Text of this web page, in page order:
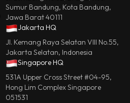
Sumur Bandung, Kota Bandung,
Jawa Barat 40111
Jakarta HQ
Jl. Kemang Raya Selatan VIII No.55,
Jakarta Selatan, Indonesia
Singapore HQ
531A Upper Cross Street #04-95,
Hong Lim Complex Singapore
051531